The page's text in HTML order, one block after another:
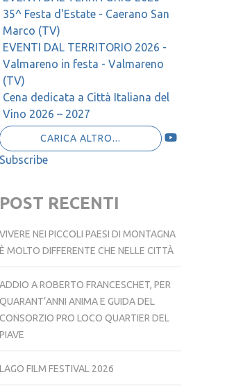
EVENTI DAL TERRITORIO 2026 -
35^ Festa d'Estate - Caerano San
Marco (TV)
EVENTI DAL TERRITORIO 2026 -
Valmareno in festa - Valmareno
(TV)
Cena dedicata a Città Italiana del
Vino 2026 – 2027
CARICA ALTRO...
POST RECENTI
VIVERE NEI PICCOLI PAESI DI MONTAGNA
ADDIO A ROBERTO FRANCESCHET, PER